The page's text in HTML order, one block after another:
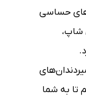
حساسی
شاپ،
تا به شما